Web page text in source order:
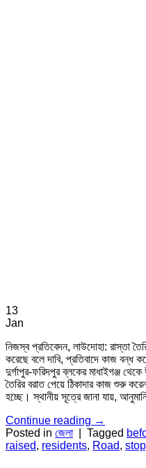
13
Jan
নিজস্ব প্রতিবেদন, লাউদোহা: রাস্তা
করেছে বলে দাবি, প্রতিবাদে কাজ বন্ধ
দুর্গাপুর-ফরিদপুর ব্লকের মাধাইগঞ্জ
তৈরির বরাত পেয়ে ঠিকাদার কাজ শুরু
হচ্ছে। স্থানীয় সূত্রে জানা যায়,
Continue reading →
Posted in জেলা Tagged
raised, residents, Road,